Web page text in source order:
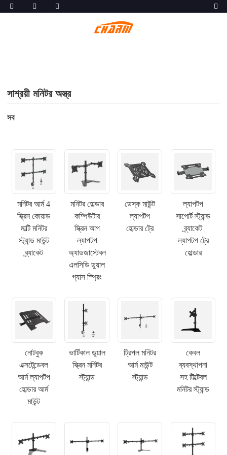
সাশ্রয়ী মনিটর অস্ত্র
সব
মনিটর আর্ম 4
স্ক্রিন কোয়াড
মাল্টি মনিটর
স্ট্যান্ড মাউন্ট
ব্র্যাকেট
মনিটর হোল্ডার
কম্পিউটার
স্ক্রিন আপ
ল্যাপটপ
অ্যাডজাস্টেবল
এলসিডি ডুয়াল
গ্যাস স্প্রিং
ডেস্ক মাউন্ট
ল্যাপটপ
হোল্ডার ট্রে
ল্যাপটপ
সাপোর্ট স্ট্যান্ড
ব্র্যাকেট
ল্যাপটপ ট্রে
হোল্ডার
নোটবুক
এক্সটেন্ডেবল
আর্ম ল্যাপটপ
হোল্ডার আর্ম
মাউন্ট
ভার্টিকাল ডুয়াল
স্ক্রিন মনিটর
স্ট্যান্ড
ট্রিপল মনিটর
আর্ম মাউন্ট
স্ট্যান্ড
কেবল
ব্যবস্থাপনা
সহ টিল্টেবল
মনিটর স্ট্যান্ড